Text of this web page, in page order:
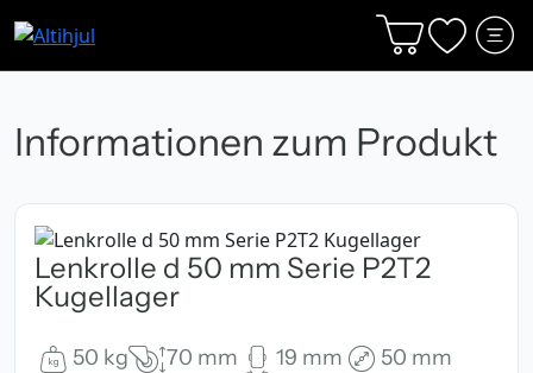
Informationen zum Produkt
Lenkrolle d 50 mm Serie P2T2
Kugellager
50 kg 70 mm 19 mm 50 mm